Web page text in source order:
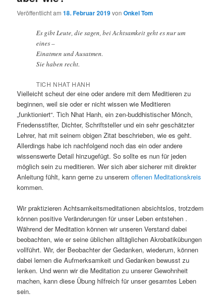
Veröffentlicht am18. Februar 2019vonOnkel Tom
Es gibt Leute, die sagen, bei Achtsamkeit geht es nur um
eines –
Einatmen und Ausatmen.
Sie haben recht.
TICH NHAT HANH
Vielleicht scheut der eine oder andere mit dem Meditieren zu
beginnen, weil sie oder er nicht wissen wie Meditieren
„funktioniert“. Tich Nhat Hanh, ein zen-buddhistischer Mönch,
Friedensstifter, Dichter, Schriftsteller und ein sehr geschätzter
Lehrer, hat mit seinem obigen Zitat beschrieben, wie es geht.
Allerdings habe ich nachfolgend noch das ein oder andere
wissenswerte Detail hinzugefügt. So sollte es nun für jeden
möglich sein zu meditieren. Wer sich aber sicherer mit direkter
Anleitung fühlt, kann gerne zu unseremoffenen Meditationskreis
kommen.
Wir praktizieren Achtsamkeitsmeditationen absichtslos, trotzdem
können positive Veränderungen für unser Leben entstehen .
Während der Meditation können wir unseren Verstand dabei
beobachten, wie er seine üblichen alltäglichen Akrobatikübungen
vollführt. Wir, der Beobachter der Gedanken, wiederum, können
dabei lernen die Aufmerksamkeit und Gedanken bewusst zu
lenken. Und wenn wir die Meditation zu unserer Gewohnheit
machen, kann diese Übung hilfreich für unser gesamtes Leben
sein.